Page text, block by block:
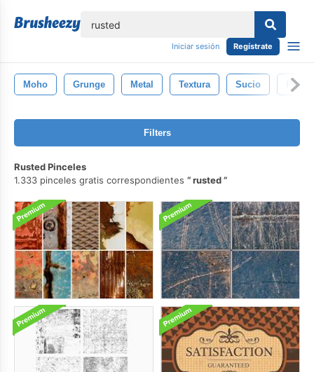
Iniciar sesión Regístrate
Moho Grunge Metal Textura Sucio Pintar
Filters
Rusted Pinceles
1.333 pinceles gratis correspondientes
rusted